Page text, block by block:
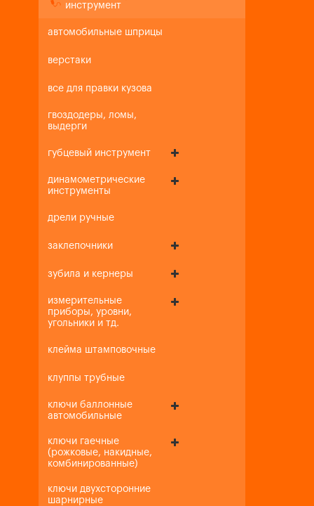
инструмент
автомобильные шприцы
верстаки
все для правки кузова
гвоздодеры, ломы,
выдерги
губцевый инструмент
динамометрические
инструменты
дрели ручные
заклепочники
зубила и кернеры
измерительные
приборы, уровни,
угольники и тд.
клейма штамповочные
клуппы трубные
ключи баллонные
автомобильные
ключи гаечные
(рожковые, накидные,
комбинированные)
ключи двухсторонние
шарнирные